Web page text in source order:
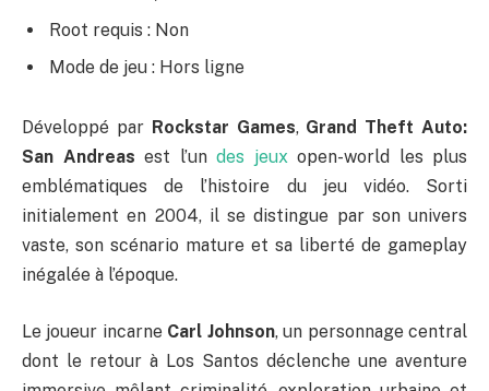
Root requis : Non
Mode de jeu : Hors ligne
Développé par Rockstar Games, Grand Theft Auto:
San Andreas est l’un des jeuxopen-world les plus
emblématiques de l’histoire du jeu vidéo. Sorti
initialement en 2004, il se distingue par son univers
vaste, son scénario mature et sa liberté de gameplay
inégalée à l’époque.
Le joueur incarne Carl Johnson, un personnage central
dont le retour à Los Santos déclenche une aventure